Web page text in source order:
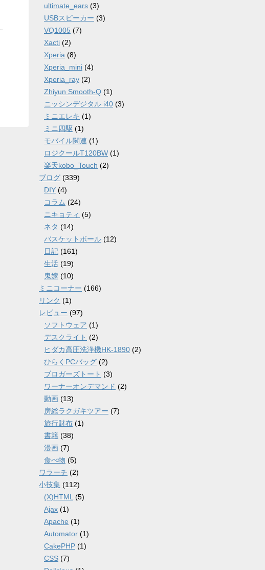
ultimate_ears (3)
USBスピーカー (3)
VQ1005 (7)
Xacti (2)
Xperia (8)
Xperia_mini (4)
Xperia_ray (2)
Zhiyun Smooth-Q (1)
ニッシンデジタル i40 (3)
ミニエレキ (1)
ミニ四駆 (1)
モバイル関連 (1)
ロジクールT120BW (1)
楽天kobo_Touch (2)
ブログ (339)
DIY (4)
コラム (24)
ニキョティ (5)
ネタ (14)
バスケットボール (12)
日記 (161)
生活 (19)
鬼嫁 (10)
ミニコーナー (166)
リンク (1)
レビュー (97)
ソフトウェア (1)
デスクライト (2)
ヒダカ高圧洗浄機HK-1890 (2)
ひらくPCバッグ (2)
ブロガーズトート (3)
ワーナーオンデマンド (2)
動画 (13)
房総ラクガキツアー (7)
旅行財布 (1)
書籍 (38)
漫画 (7)
食べ物 (5)
ワラーチ (2)
小技集 (112)
(X)HTML (5)
Ajax (1)
Apache (1)
Automator (1)
CakePHP (1)
CSS (7)